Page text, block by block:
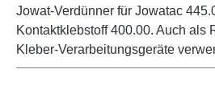
Jowat-Verdünner für Jowatac
Kontaktklebstoff 400.00. Auch als
Kleber-Verarbeitungsgeräte